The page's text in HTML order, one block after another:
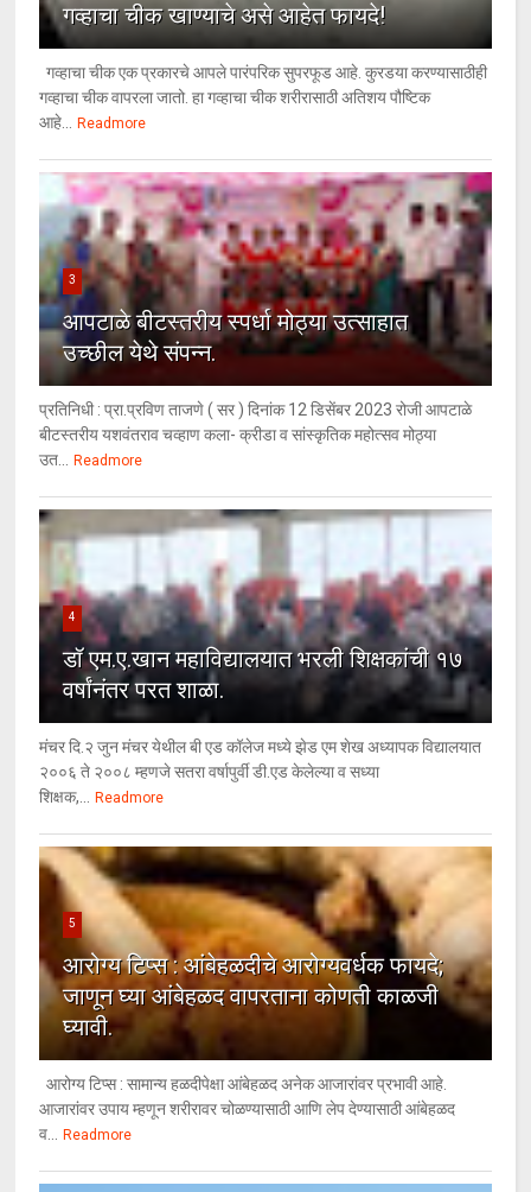
गव्हाचा चीक खाण्याचे असे आहेत फायदे!
गव्हाचा चीक एक प्रकारचे आपले पारंपरिक सुपरफूड आहे. कुरडया करण्यासाठीही
गव्हाचा चीक वापरला जातो. हा गव्हाचा चीक शरीरासाठी अतिशय पौष्टिक
आहे... Readmore
3
आपटाळे बीटस्तरीय स्पर्धा मोठ्या उत्साहात
उच्छील येथे संपन्न.
प्रतिनिधी : प्रा.प्रविण ताजणे ( सर ) दिनांक 12 डिसेंबर 2023 रोजी आपटाळे
बीटस्तरीय यशवंतराव चव्हाण कला- क्रीडा व सांस्कृतिक महोत्सव मोठ्या
उत... Readmore
4
डॉ एम.ए.खान महाविद्यालयात भरली शिक्षकांची १७
वर्षांनंतर परत शाळा.
मंचर दि.२ जुन मंचर येथील बी एड कॉलेज मध्ये झेड एम शेख अध्यापक विद्यालयात
२००६ ते २००८ म्हणजे सतरा वर्षापुर्वी डी.एड केलेल्या व सध्या
शिक्षक,... Readmore
5
आरोग्य टिप्स : आंबेहळदीचे आरोग्यवर्धक फायदे;
जाणून घ्या आंबेहळद वापरताना कोणती काळजी
घ्यावी.
आरोग्य टिप्स : सामान्य हळदीपेक्षा आंबेहळद अनेक आजारांवर प्रभावी आहे.
आजारांवर उपाय म्हणून शरीरावर चोळण्यासाठी आणि लेप देण्यासाठी आंबेहळद
व... Readmore